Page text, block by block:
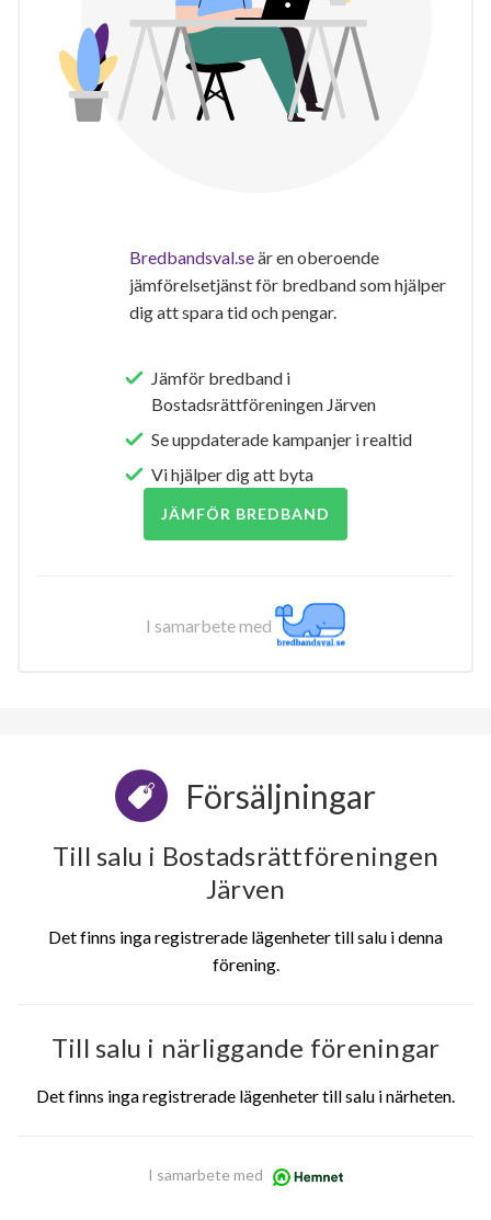
Bredbandsval.seär en oberoende
jämförelsetjänst för bredband som hjälper
dig att spara tid och pengar.
Jämför bredband i
Bostadsrättföreningen Järven
Se uppdaterade kampanjer i realtid
Vi hjälper dig att byta
JÄMFÖR BREDBAND
I samarbete med
Försäljningar
Till salu i Bostadsrättföreningen
Järven
Det finns inga registrerade lägenheter till salu i denna
förening.
Till salu i närliggande föreningar
Det finns inga registrerade lägenheter till salu i närheten.
I samarbete med